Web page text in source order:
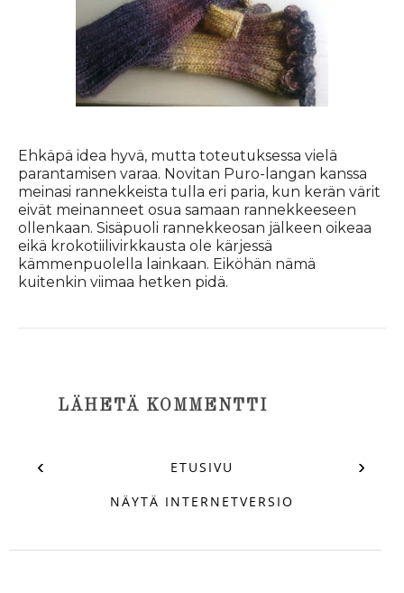
Ehkäpä idea hyvä, mutta toteutuksessa vielä
parantamisen varaa. Novitan Puro-langan kanssa
meinasi rannekkeista tulla eri paria, kun kerän värit
eivät meinanneet osua samaan rannekkeeseen
ollenkaan. Sisäpuoli rannekkeosan jälkeen oikeaa
eikä krokotiilivirkkausta ole kärjessä
kämmenpuolella lainkaan. Eiköhän nämä
kuitenkin viimaa hetken pidä.
LÄHETÄ KOMMENTTI
‹ ›
ETUSIVU
NÄYTÄ INTERNETVERSIO